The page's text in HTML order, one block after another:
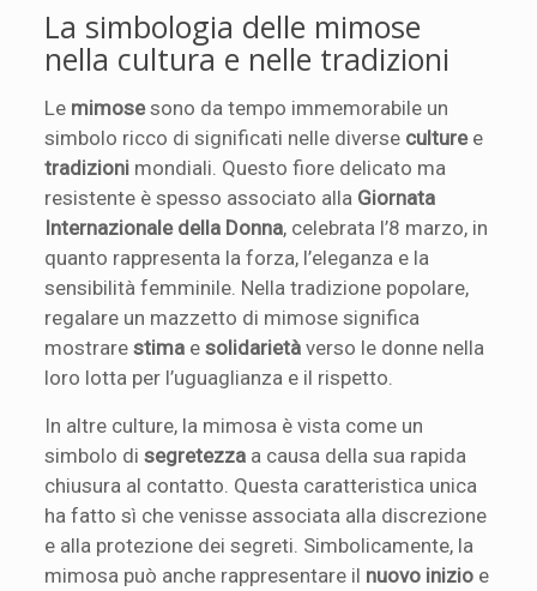
La simbologia delle mimose
nella cultura e nelle tradizioni
Le mimosesono da tempo immemorabile un
simbolo ricco di significati nelle diverse culturee
tradizioni mondiali. Questo fiore delicato ma
resistente è spesso associato alla Giornata
Internazionale della Donna, celebrata l’8 marzo, in
quanto rappresenta la forza, l’eleganza e la
sensibilità femminile. Nella tradizione popolare,
regalare un mazzetto di mimose significa
mostrarestima esolidarietà verso le donne nella
loro lotta per l’uguaglianza e il rispetto.
In altre culture, la mimosa è vista come un
simbolo disegretezza a causa della sua rapida
chiusura al contatto. Questa caratteristica unica
ha fatto sì che venisse associata alla discrezione
e alla protezione dei segreti. Simbolicamente, la
mimosa può anche rappresentare il nuovo inizio e